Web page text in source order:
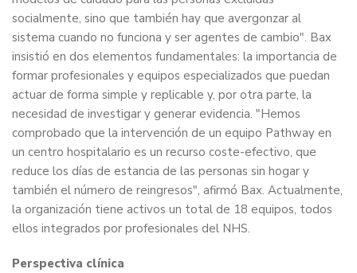
socialmente, sino que también hay que avergonzar al
sistema cuando no funciona y ser agentes de cambio". Bax
insistió en dos elementos fundamentales: la importancia de
formar profesionales y equipos especializados que puedan
actuar de forma simple y replicable y, por otra parte, la
necesidad de investigar y generar evidencia. "Hemos
comprobado que la intervención de un equipo Pathway en
un centro hospitalario es un recurso coste-efectivo, que
reduce los días de estancia de las personas sin hogar y
también el número de reingresos", afirmó Bax. Actualmente,
la organización tiene activos un total de 18 equipos, todos
ellos integrados por profesionales del NHS.
Perspectiva clínica